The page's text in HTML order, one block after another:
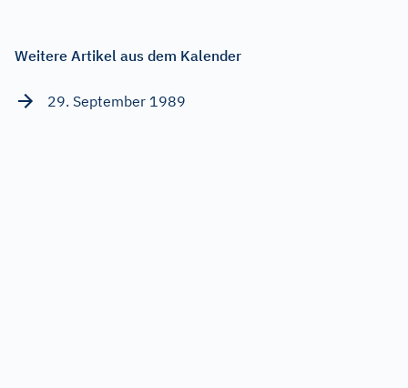
Weitere Artikel aus dem Kalender
29. September 1989